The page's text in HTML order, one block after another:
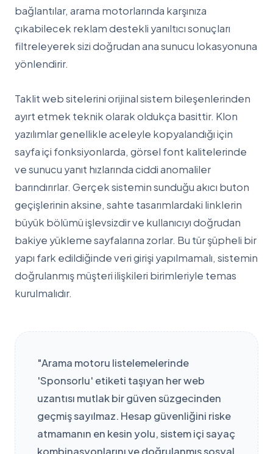
bağlantılar, arama motorlarında karşınıza
çıkabilecek reklam destekli yanıltıcı sonuçları
filtreleyerek sizi doğrudan ana sunucu lokasyonuna
yönlendirir.
Taklit web sitelerini orijinal sistem bileşenlerinden
ayırt etmek teknik olarak oldukça basittir. Klon
yazılımlar genellikle aceleyle kopyalandığı için
sayfa içi fonksiyonlarda, görsel font kalitelerinde
ve sunucu yanıt hızlarında ciddi anomaliler
barındırırlar. Gerçek sistemin sunduğu akıcı buton
geçişlerinin aksine, sahte tasarımlardaki linklerin
büyük bölümü işlevsizdir ve kullanıcıyı doğrudan
bakiye yükleme sayfalarına zorlar. Bu tür şüpheli bir
yapı fark edildiğinde veri girişi yapılmamalı, sistemin
doğrulanmış müşteri ilişkileri birimleriyle temas
kurulmalıdır.
"Arama motoru listelemelerinde
'Sponsorlu' etiketi taşıyan her web
uzantısı mutlak bir güven süzgecinden
geçmiş sayılmaz. Hesap güvenliğini riske
atmamanın en kesin yolu, sistem içi sayaç
kombinasyonlarını ve doğrulanmış sosyal